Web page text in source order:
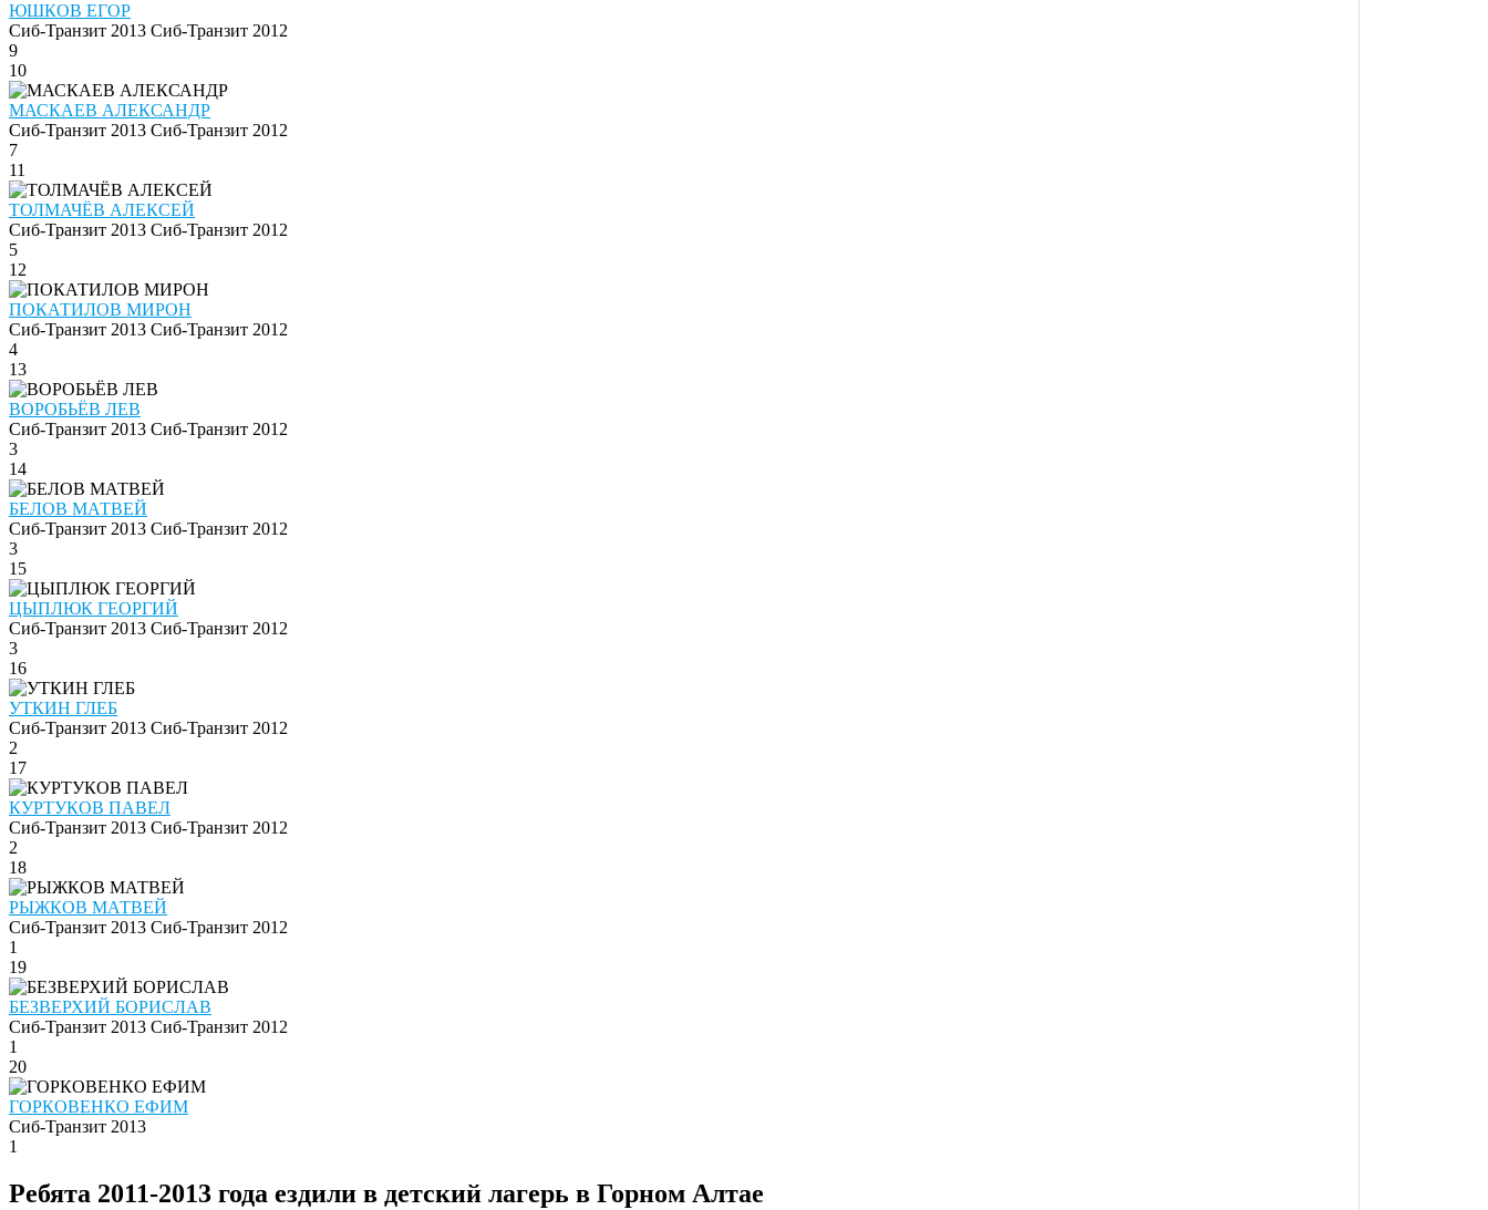
ЮШКОВ ЕГОР
Сиб-Транзит 2013 Сиб-Транзит 2012
9
10
МАСКАЕВ АЛЕКСАНДР
Сиб-Транзит 2013 Сиб-Транзит 2012
7
11
ТОЛМАЧЁВ АЛЕКСЕЙ
Сиб-Транзит 2013 Сиб-Транзит 2012
5
12
ПОКАТИЛОВ МИРОН
Сиб-Транзит 2013 Сиб-Транзит 2012
4
13
ВОРОБЬЁВ ЛЕВ
Сиб-Транзит 2013 Сиб-Транзит 2012
3
14
БЕЛОВ МАТВЕЙ
Сиб-Транзит 2013 Сиб-Транзит 2012
3
15
ЦЫПЛЮК ГЕОРГИЙ
Сиб-Транзит 2013 Сиб-Транзит 2012
3
16
УТКИН ГЛЕБ
Сиб-Транзит 2013 Сиб-Транзит 2012
2
17
КУРТУКОВ ПАВЕЛ
Сиб-Транзит 2013 Сиб-Транзит 2012
2
18
РЫЖКОВ МАТВЕЙ
Сиб-Транзит 2013 Сиб-Транзит 2012
1
19
БЕЗВЕРХИЙ БОРИСЛАВ
Сиб-Транзит 2013 Сиб-Транзит 2012
1
20
ГОРКОВЕНКО ЕФИМ
Сиб-Транзит 2013
1
Ребята 2011-2013 года ездили в детский лагерь в Горном Алтае